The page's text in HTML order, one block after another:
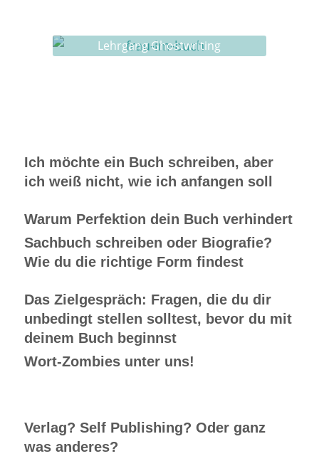
Lehrgang Ghostwriting
Ich möchte ein Buch schreiben, aber
ich weiß nicht, wie ich anfangen soll
Warum Perfektion dein Buch verhindert
Sachbuch schreiben oder Biografie?
Wie du die richtige Form findest
Das Zielgespräch: Fragen, die du dir
unbedingt stellen solltest, bevor du mit
deinem Buch beginnst
Wort-Zombies unter uns!
Verlag? Self Publishing? Oder ganz
was anderes?